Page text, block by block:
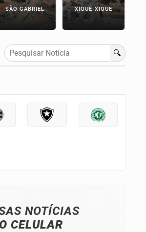
SÃO GABRIEL XIQUE-XIQUE
🔍
NOTÍCIAS
CELULAR